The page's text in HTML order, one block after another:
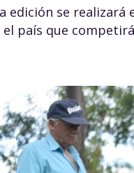
edición se
país que